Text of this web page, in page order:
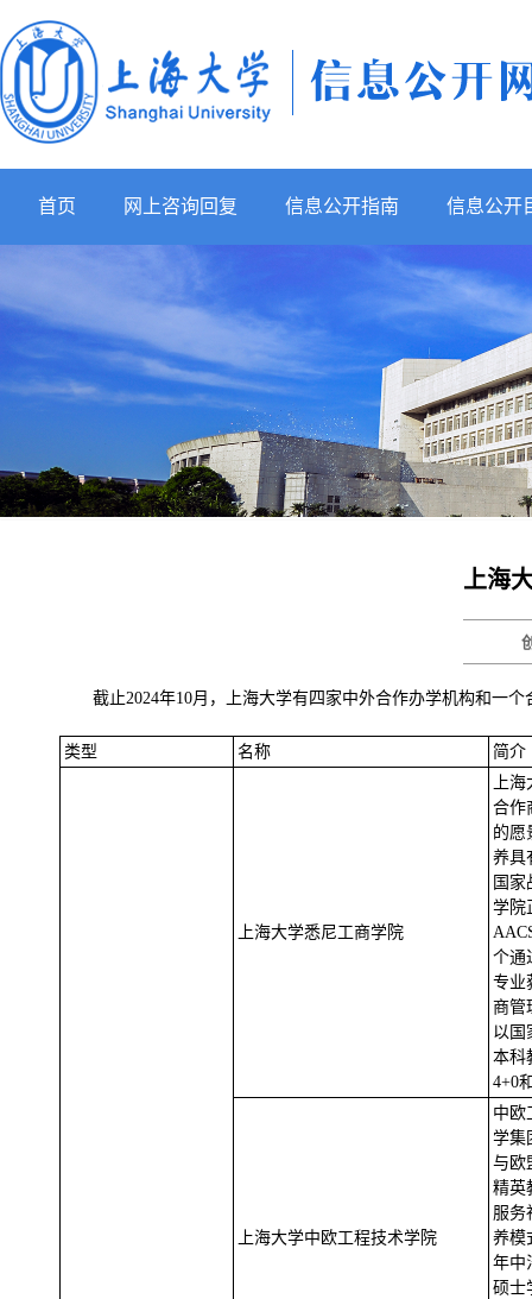
首页 网上咨询回复 信息公开指南 信息公开
上海
截止2024年10月，上海大学有四家中外合作办学机构和一
类型 名称 简介
上海大学悉尼工商学院
上
合作
的愿
养具
国
学院
个通
专业
商管
以国
本科
4+0
上海大学中欧工程技术学院
中欧
学集
与欧
精英
服务
养模
年中
硕士